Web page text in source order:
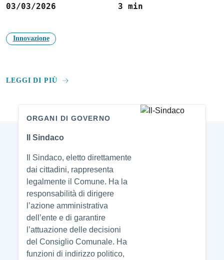
03/03/2026 3 min
Innovazione
LEGGI DI PIÙ
Amministrazione
ORGANI DI GOVERNO
Il Sindaco
Il Sindaco, eletto direttamente
dai cittadini, rappresenta
legalmente il Comune. Ha la
responsabilità di dirigere
l’azione amministrativa
dell’ente e di garantire
l’attuazione delle decisioni
del Consiglio Comunale. Ha
funzioni di indirizzo politico,